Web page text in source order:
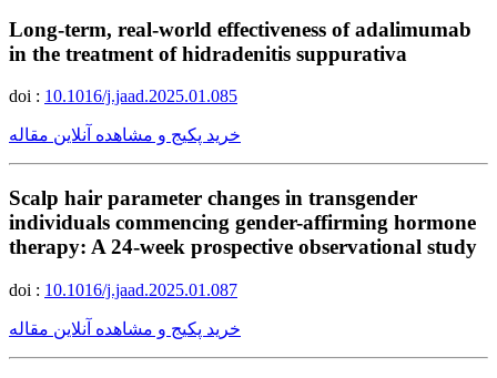
Long-term, real-world effectiveness of adalimumab
in the treatment of hidradenitis suppurativa
doi : 10.1016/j.jaad.2025.01.085
خرید پکیج و مشاهده آنلاین مقاله
Scalp hair parameter changes in transgender
individuals commencing gender-affirming hormone
therapy: A 24-week prospective observational study
doi : 10.1016/j.jaad.2025.01.087
خرید پکیج و مشاهده آنلاین مقاله